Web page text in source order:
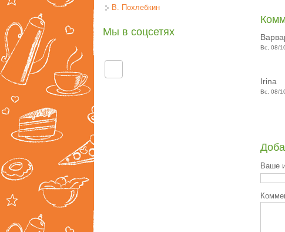
Вс, 08/
Irina
Вс, 08/
Ваше
В. Похлебкин
Мы в соцсетях